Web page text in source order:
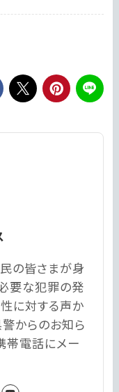
民の皆さまが身
要な犯罪の発
に対する声か
からのお知ら
帯電話にメー